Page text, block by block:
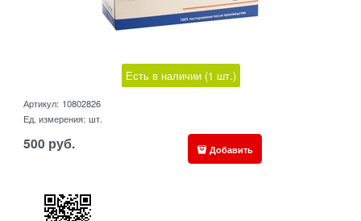
Есть в наличии (1 шт.)
Артикул: 10802826
Ед. измерения: шт.
500 руб. Добавить